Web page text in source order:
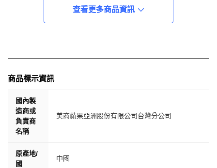
查看更多商品資訊
商品標示資訊
國內製
造商或
負責商
名稱
美商蘋果亞洲股份有限公司台灣分公司
原產地/
國
中國